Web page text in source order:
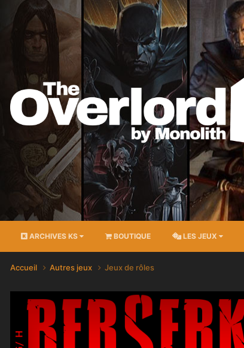
ARCHIVES KS BOUTIQUE LES JEUX
Accueil Autres jeux Jeux de rôles